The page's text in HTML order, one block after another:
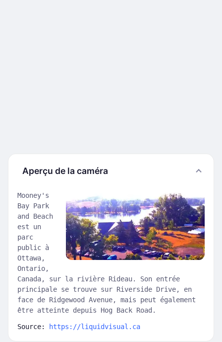
Aperçu de la caméra
Mooney's
Bay Park
and Beach
est un
parc
public à
Ottawa,
Ontario,
Canada, sur la rivière Rideau. Son entrée
principale se trouve sur Riverside Drive, en
face de Ridgewood Avenue, mais peut également
être atteinte depuis Hog Back Road.
Source: https://liquidvisual.ca